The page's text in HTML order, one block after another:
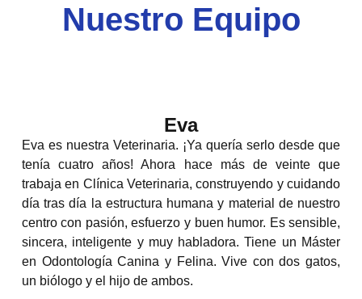
Nuestro Equipo
Eva
Eva es nuestra Veterinaria. ¡Ya quería serlo desde que
tenía cuatro años! Ahora hace más de veinte que
trabaja en Clínica Veterinaria, construyendo y cuidando
día tras día la estructura humana y material de nuestro
centro con pasión, esfuerzo y buen humor. Es sensible,
sincera, inteligente y muy habladora. Tiene un Máster
en OdontologíaCanina y Felina. Vive con dos gatos,
un biólogo y el hijo de ambos.